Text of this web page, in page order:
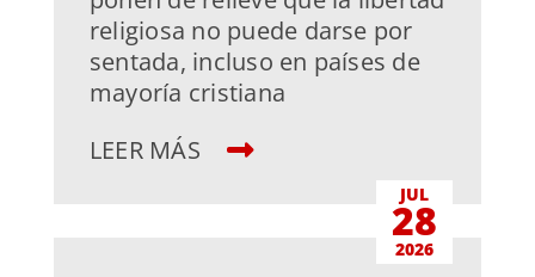
religiosa no puede darse por
sentada, incluso en países de
mayoría cristiana
LEER MÁS
JUL
28
2026